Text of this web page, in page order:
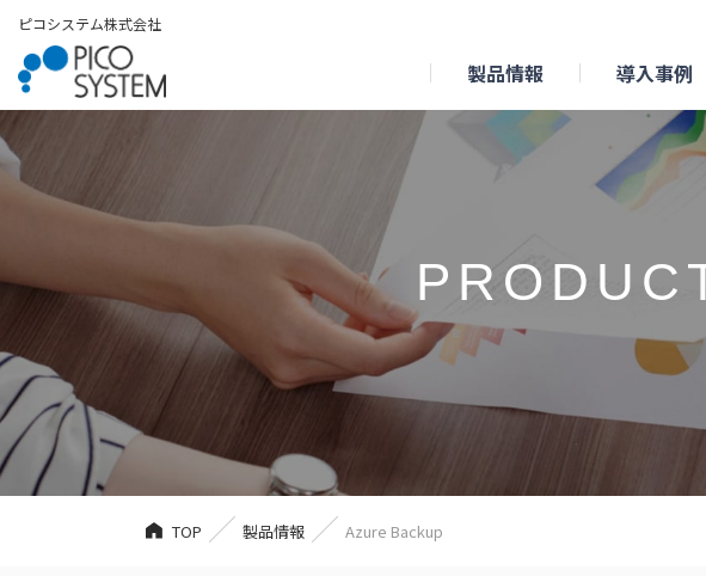
ピコシステム株式会社
製品情報 導入事例
TOP 製品情報 Azure Backup